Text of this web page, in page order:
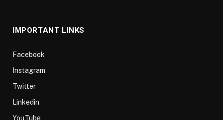
IMPORTANT LINKS
Facebook
Instagram
Twitter
Linkedin
YouTube